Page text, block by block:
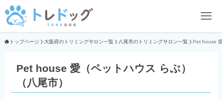
トップページ 大阪府のトリミングサロン一覧 八尾市のトリミングサロン一覧 Pet house
Pet house 愛（ペットハウス らぶ）
（八尾市）